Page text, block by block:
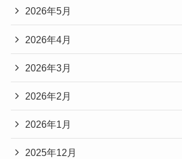
2026年5月
2026年4月
2026年3月
2026年2月
2026年1月
2025年12月